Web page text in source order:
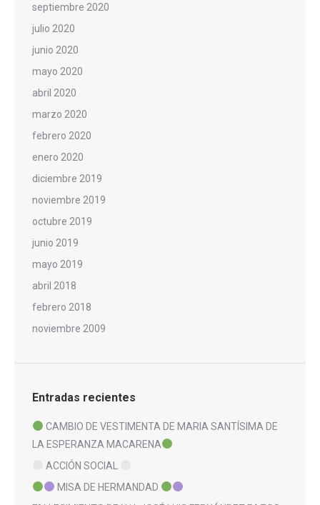
septiembre 2020
julio 2020
junio 2020
mayo 2020
abril 2020
marzo 2020
febrero 2020
enero 2020
diciembre 2019
noviembre 2019
octubre 2019
junio 2019
mayo 2019
abril 2018
febrero 2018
noviembre 2009
Entradas recientes
CAMBIO DE VESTIMENTA DE MARIA SANTÍSIMA DE
LA ESPERANZA MACARENA
ACCIÓN SOCIAL
MISA DE HERMANDAD